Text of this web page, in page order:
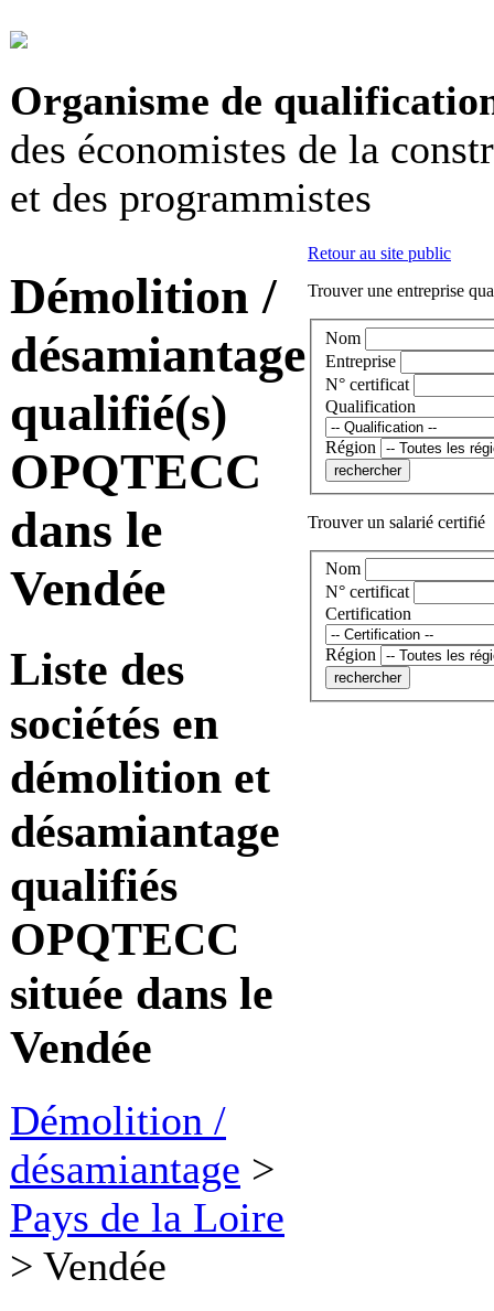
Organisme de
des économistes de la
et des programmistes
Démolition /
désamiantage
qualifié(s)
OPQTECC
dans le
Vendée
Liste des
sociétés en
démolition et
désamiantage
qualifiés
OPQTECC
située dans le
Vendée
Démolition /
désamiantage >
Pays de la Loire
> Vendée
Retour au site public
Trouver une entreprise
Nom
Entreprise
N° certificat
Qualification
Région
Trouver un salarié certifié
Nom
N° certificat
Certification
Région